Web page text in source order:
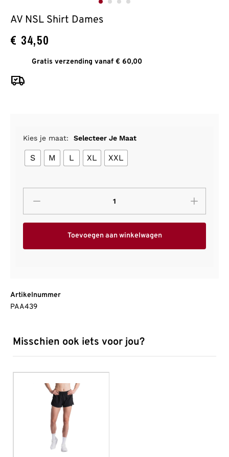
AV NSL Shirt Dames
€ 34,50
Gratis verzending vanaf € 60,00
Kies je maat: Selecteer Je Maat
S M L XL XXL
Toevoegen aan winkelwagen
Artikelnummer
PAA439
Misschien ook iets voor jou?